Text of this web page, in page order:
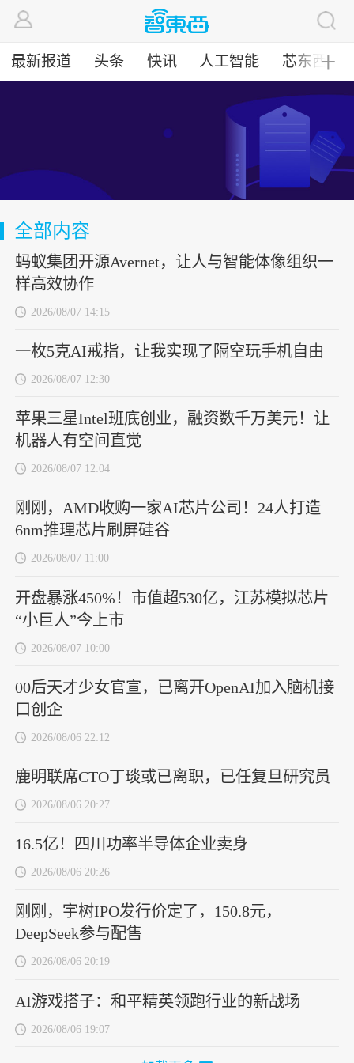
最新报道 头条 快讯 人工智能 芯东西╋
全部内容
蚂蚁集团开源Avernet，让人与智能体像组织一
样高效协作
2026/08/07 14:15
一枚5克AI戒指，让我实现了隔空玩手机自由
2026/08/07 12:30
苹果三星Intel班底创业，融资数千万美元！让
机器人有空间直觉
2026/08/07 12:04
刚刚，AMD收购一家AI芯片公司！24人打造
6nm推理芯片刷屏硅谷
2026/08/07 11:00
开盘暴涨450%！市值超530亿，江苏模拟芯片
“小巨人”今上市
2026/08/07 10:00
00后天才少女官宣，已离开OpenAI加入脑机接
口创企
2026/08/06 22:12
鹿明联席CTO丁琰或已离职，已任复旦研究员
2026/08/06 20:27
16.5亿！四川功率半导体企业卖身
2026/08/06 20:26
刚刚，宇树IPO发行价定了，150.8元，
DeepSeek参与配售
2026/08/06 20:19
AI游戏搭子：和平精英领跑行业的新战场
2026/08/06 19:07